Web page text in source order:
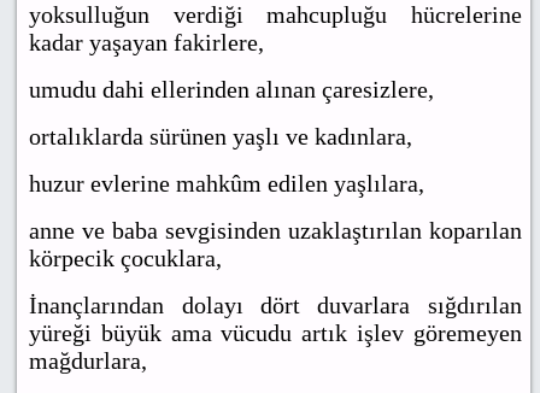
yoksulluğun verdiği mahcupluğu hücrelerine
kadar yaşayan fakirlere,
umudu dahi ellerinden alınan çaresizlere,
ortalıklarda sürünen yaşlı ve kadınlara,
huzur evlerine mahkûm edilen yaşlılara,
anne ve baba sevgisinden uzaklaştırılan koparılan
körpecik çocuklara,
İnançlarından dolayı dört duvarlara sığdırılan
yüreği büyük ama vücudu artık işlev göremeyen
mağdurlara,